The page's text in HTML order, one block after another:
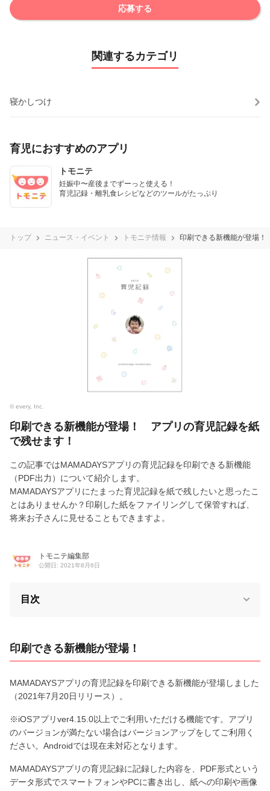
応募する
関連するカテゴリ
寝かしつけ
育児におすすめのアプリ
トモニテ
妊娠中〜産後までずーっと使える！
育児記録・離乳食レシピなどのツールがたっぷり
トップ ニュース・イベント トモニテ情報 印刷できる新機能が登場
© every, Inc.
印刷できる新機能が登場！ アプリの育児記録を紙
で残せます！
この記事ではMAMADAYSアプリの育児記録を印刷できる新機能
（PDF出力）について紹介します。
MAMADAYSアプリにたまった育児記録を紙で残したいと思ったこ
とはありませんか？印刷した紙をファイリングして保管すれば、
将来お子さんに見せることもできますよ。
トモニテ編集部
公開日: 2021年8月6日
目次
印刷できる新機能が登場！
MAMADAYSアプリの育児記録を印刷できる新機能が登場しました
（2021年7月20日リリース）。
※iOSアプリver4.15.0以上でご利用いただける機能です。アプリ
のバージョンが満たない場合はバージョンアップをしてご利用く
ださい。Androidでは現在未対応となります。
MAMADAYSアプリの育児記録に記録した内容を、PDF形式という
データ形式でスマートフォンやPCに書き出し、紙への印刷や画像